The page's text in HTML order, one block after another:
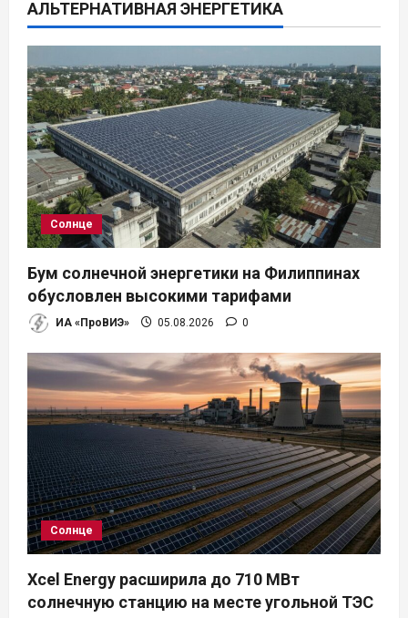
и
я
п
о
з
а
п
и
с
я
м
АЛЬТЕРНАТИВНАЯ ЭНЕРГЕТИКА
Солнце
Бум солнечной энергетики на Филиппинах
обусловлен высокими тарифами
ИА «ПроВИЭ» 05.08.2026 0
Солнце
Xcel Energy расширила до 710 МВт
солнечную станцию на месте угольной ТЭС